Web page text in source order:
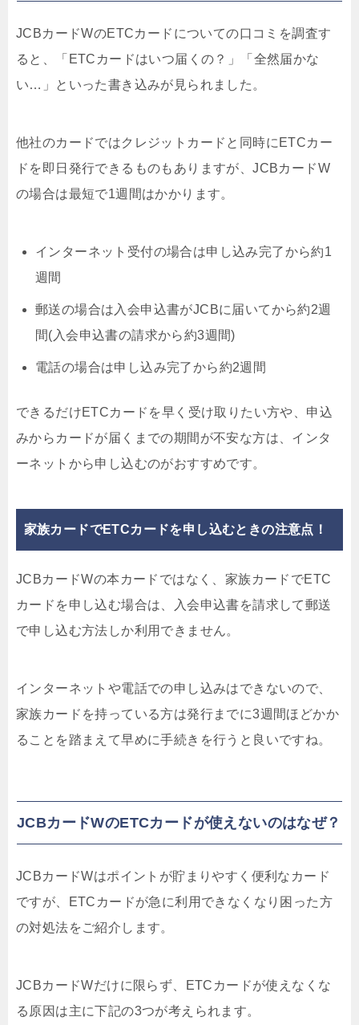
JCBカードWのETCカードについての口コミを調査す
ると、「ETCカードはいつ届くの？」「全然届かな
い…」といった書き込みが見られました。
他社のカードではクレジットカードと同時にETCカー
ドを即日発行できるものもありますが、JCBカードW
の場合は最短で1週間はかかります。
インターネット受付の場合は申し込み完了から約1
週間
郵送の場合は入会申込書がJCBに届いてから約2週
間(入会申込書の請求から約3週間)
電話の場合は申し込み完了から約2週間
できるだけETCカードを早く受け取りたい方や、申込
みからカードが届くまでの期間が不安な方は、インタ
ーネットから申し込むのがおすすめです。
家族カードでETCカードを申し込むときの注意点！
JCBカードWの本カードではなく、家族カードでETC
カードを申し込む場合は、入会申込書を請求して郵送
で申し込む方法しか利用できません。
インターネットや電話での申し込みはできないので、
家族カードを持っている方は発行までに3週間ほどかか
ることを踏まえて早めに手続きを行うと良いですね。
JCBカードWのETCカードが使えないのはなぜ？
JCBカードWはポイントが貯まりやすく便利なカード
ですが、ETCカードが急に利用できなくなり困った方
の対処法をご紹介します。
JCBカードWだけに限らず、ETCカードが使えなくな
る原因は主に下記の3つが考えられます。